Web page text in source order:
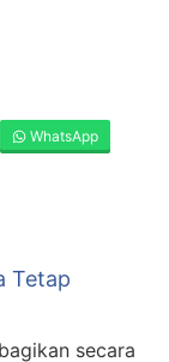
WhatsApp
Tetap
secara